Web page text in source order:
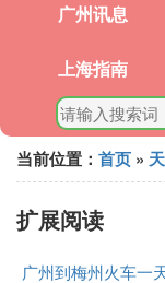
广州讯息
上海指南
当前位置： 首页 »
扩展阅读
广州到梅州火车一